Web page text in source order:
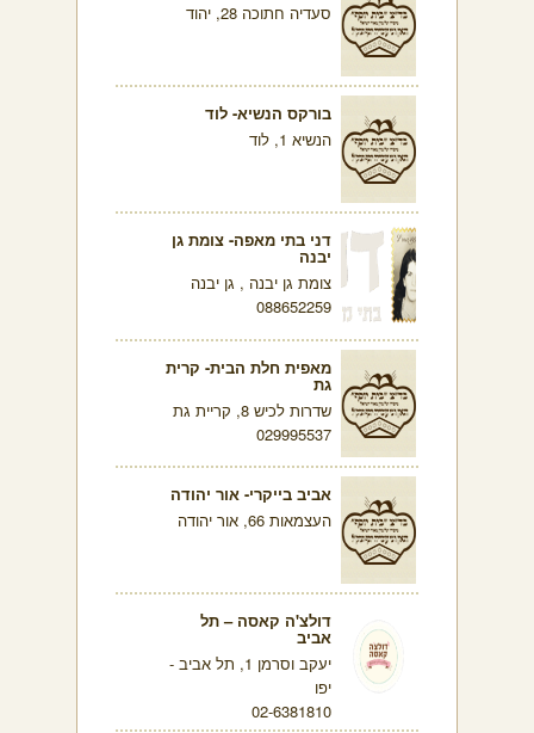
סעדיה חתוכה 28, יהוד
בורקס הנשיא- לוד
הנשיא 1, לוד
דני בתי מאפה- צומת גן
יבנה
צומת גן יבנה , גן יבנה
088652259
מאפית חלת הבית- קרית
גת
שדרות לכיש 8, קריית גת
029995537
אביב בייקרי- אור יהודה
העצמאות 66, אור יהודה
דולצ'ה קאסה – תל
אביב
יעקב וסרמן 1, תל אביב -
יפו
02-6381810